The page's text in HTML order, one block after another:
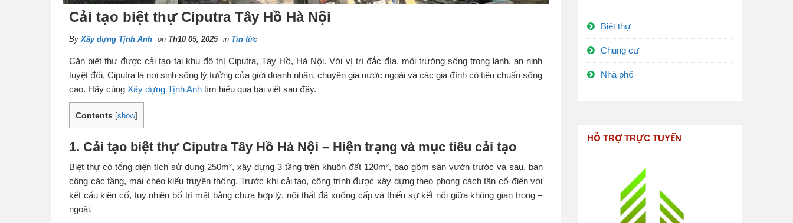
Cải tạo biệt thự Ciputra Tây Hồ Hà Nội
By Xây dựng Tịnh Anh on Th10 05, 2025 in Tin tức
Căn biệt thự được cải tạo tại khu đô thị Ciputra, Tây Hồ, Hà Nội. Với vị trí đắc địa, môi trường sống trong lành, an ninh
tuyệt đối, Ciputra là nơi sinh sống lý tưởng của giới doanh nhân, chuyên gia nước ngoài và các gia đình có tiêu chuẩn sống
cao. Hãy cùng Xây dựng Tịnh Anh tìm hiểu qua bài viết sau đây.
Contents [show]
1. Cải tạo biệt thự Ciputra Tây Hồ Hà Nội – Hiện trạng và mục tiêu cải tạo
Biệt thự có tổng diện tích sử dụng 250m², xây dựng 3 tầng trên khuôn đất 120m², bao gồm sân vườn trước và sau, ban
công các tầng, mái chéo kiểu truyền thống. Trước khi cải tạo, công trình được xây dựng theo phong cách tân cổ điển với
kết cấu kiên cố, tuy nhiên bố trí mặt bằng chưa hợp lý, nội thất đã xuống cấp và thiếu sự kết nối giữa không gian trong –
ngoài.
Biệt thự
Chung cư
Nhà phố
HỖ TRỢ TRỰC TUYẾN